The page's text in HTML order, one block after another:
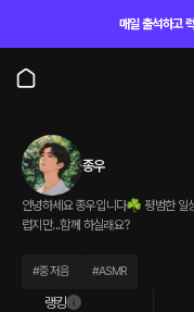
매일 출석하고
종우
안녕하세요 종우입니다☘ 평범한 일
럽지만...함께 하실래요?
#중저음 #ASMR
랭킹